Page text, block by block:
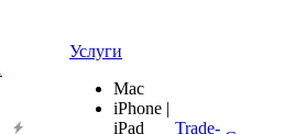
Услуги
Mac
iPhone |
iPad
Trade-